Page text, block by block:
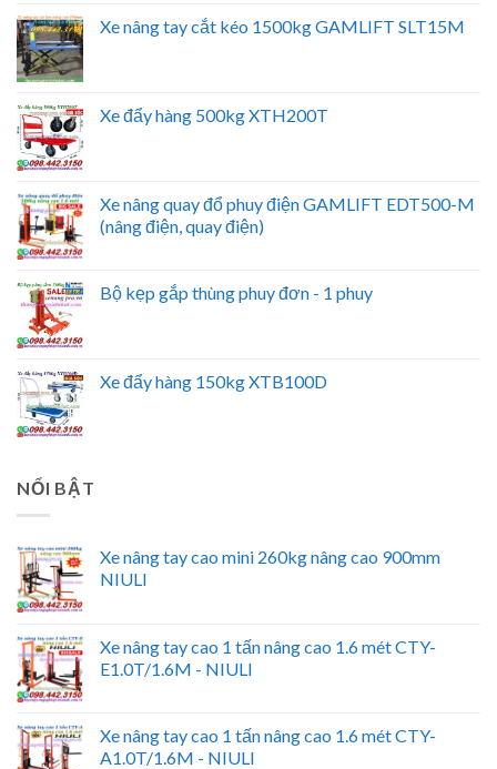
Xe nâng tay cắt kéo 1500kg GAMLIFT SLT15M
Xe đẩy hàng 500kg XTH200T
Xe nâng quay đổ phuy điện GAMLIFT EDT500-M
(nâng điện, quay điện)
Bộ kẹp gắp thùng phuy đơn - 1 phuy
Xe đẩy hàng 150kg XTB100D
NỔI BẬT
Xe nâng tay cao mini 260kg nâng cao 900mm
NIULI
Xe nâng tay cao 1 tấn nâng cao 1.6 mét CTY-
E1.0T/1.6M - NIULI
Xe nâng tay cao 1 tấn nâng cao 1.6 mét CTY-
A1.0T/1.6M - NIULI